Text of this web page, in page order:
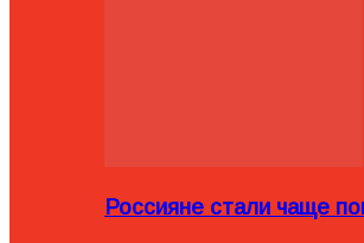
Россияне стали чаще